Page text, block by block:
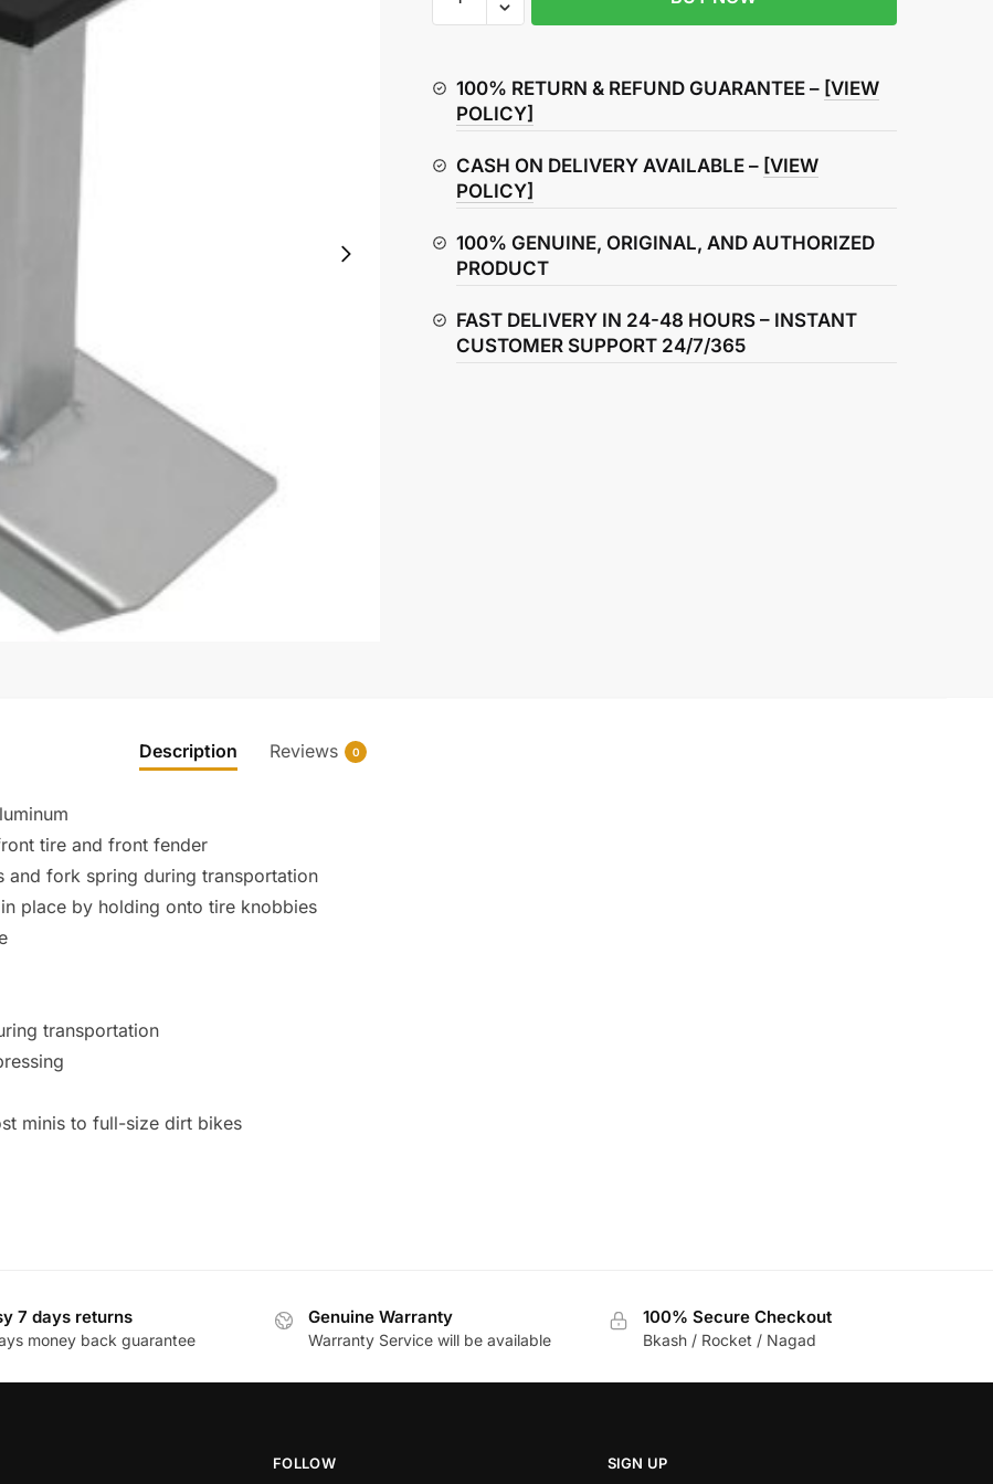
Saver
100% RETURN & REFUND GUARANTEE – [VIEW
POLICY]
CASH ON DELIVERY AVAILABLE – [VIEW
POLICY]
100% GENUINE, ORIGINAL, AND AUTHORIZED
PRODUCT
FAST DELIVERY IN 24-48 HOURS – INSTANT
CUSTOMER SUPPORT 24/7/365
Description Reviews 0
tire and front fender
and fork spring during transportation
place by holding onto tire knobbies
transportation
minis to full-size dirt bikes
7 days returns
money back guarantee
Genuine Warranty
Warranty Service will be available
100% Secure Checkout
Bkash / Rocket / Nagad
FOLLOW SIGN UP